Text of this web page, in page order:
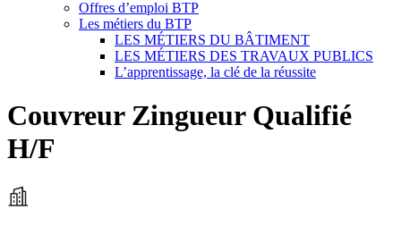
Offres d’emploi BTP
Les métiers du BTP
LES MÉTIERS DU BÂTIMENT
LES MÉTIERS DES TRAVAUX PUBLICS
L’apprentissage, la clé de la réussite
Couvreur Zingueur Qualifié
H/F